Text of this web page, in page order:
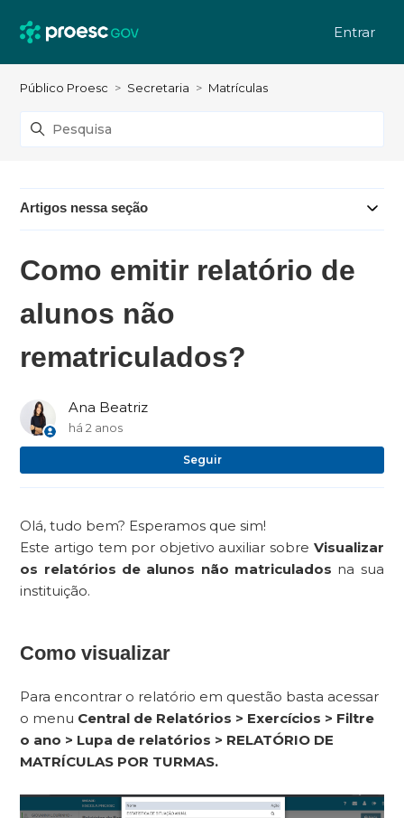
Entrar
Público Proesc Secretaria Matrículas
Artigos nessa seção
Como emitir relatório de
alunos não
rematriculados?
Ana Beatriz
há 2 anos
Seguir
Olá, tudo bem? Esperamos que sim!
Este artigo tem por objetivo auxiliar sobre Visualizar
os relatórios de alunos não matriculados na sua
instituição.
Como visualizar
Para encontrar o relatório em questão basta acessar
o menu Central de Relatórios > Exercícios > Filtre
o ano > Lupa de relatórios > RELATÓRIO DE
MATRÍCULAS POR TURMAS.